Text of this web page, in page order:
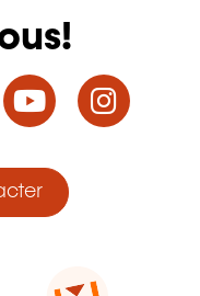
LinkedInYouTube